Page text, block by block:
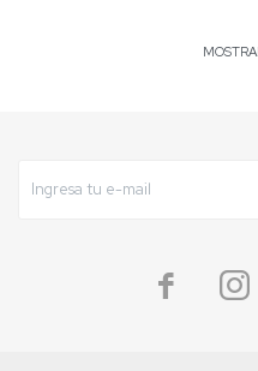
 